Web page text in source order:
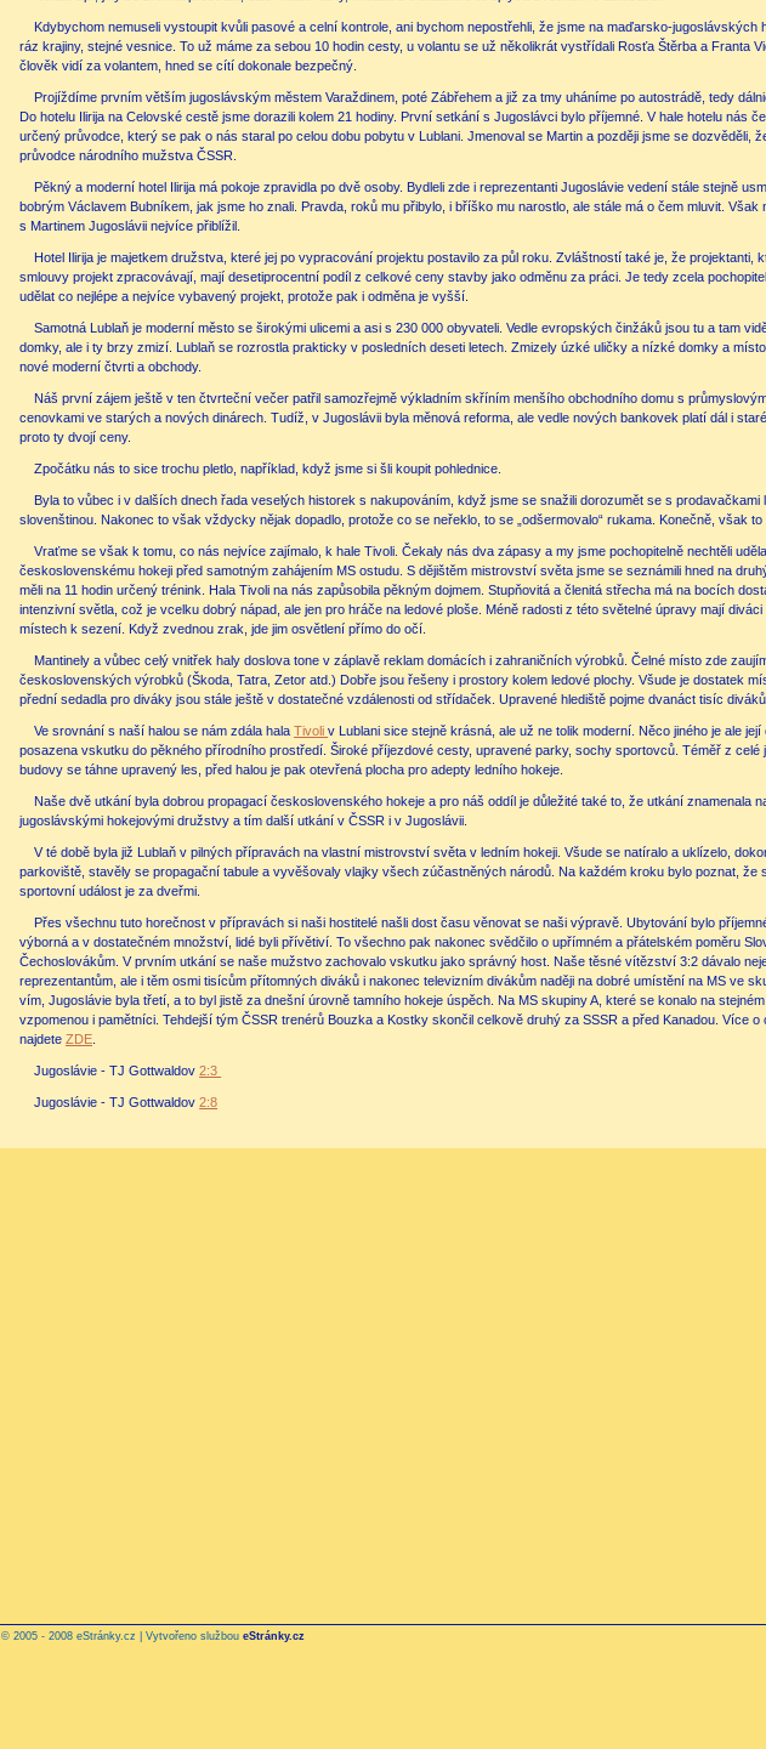
Kdybychom nemuseli vystoupit kvůli pasové a celní kontrole, ani bychom nepostřehli, že jsme na maďarsko-jugoslávských
ráz krajiny, stejné vesnice. To už máme za sebou 10 hodin cesty, u volantu se už několikrát vystřídali Rosťa Štěrba a Franta
člověk vidí za volantem, hned se cítí dokonale bezpečný.
Projíždíme prvním větším jugoslávským městem Varaždinem, poté Zábřehem a již za tmy uháníme po autostrádě, tedy
Do hotelu Ilirija na Celovské cestě jsme dorazili kolem 21 hodiny. První setkání s Jugoslávci bylo příjemné. V hale hotelu nás
určený průvodce, který se pak o nás staral po celou dobu pobytu v Lublani. Jmenoval se Martin a později jsme se dozvěděli,
průvodce národního mužstva ČSSR.
Pěkný a moderní hotel Ilirija má pokoje zpravidla po dvě osoby. Bydleli zde i reprezentanti Jugoslávie vedení stále stejně
bobrým Václavem Bubníkem, jak jsme ho znali. Pravda, roků mu přibylo, i bříško mu narostlo, ale stále má o čem mluvit. Však
s Martinem Jugoslávii nejvíce přiblížil.
Hotel Ilirija je majetkem družstva, které jej po vypracování projektu postavilo za půl roku. Zvláštností také je, že projektanti,
smlouvy projekt zpracovávají, mají desetiprocentní podíl z celkové ceny stavby jako odměnu za práci. Je tedy zcela
udělat co nejlépe a nejvíce vybavený projekt, protože pak i odměna je vyšší.
Samotná Lublaň je moderní město se širokými ulicemi a asi s 230 000 obyvateli. Vedle evropských činžáků jsou tu a tam
domky, ale i ty brzy zmizí. Lublaň se rozrostla prakticky v posledních deseti letech. Zmizely úzké uličky a nízké domky a
nové moderní čtvrti a obchody.
Náš první zájem ještě v ten čtvrteční večer patřil samozřejmě výkladním skříním menšího obchodního domu s
cenovkami ve starých a nových dinárech. Tudíž, v Jugoslávii byla měnová reforma, ale vedle nových bankovek platí dál i
proto ty dvojí ceny.
Zpočátku nás to sice trochu pletlo, například, když jsme si šli koupit pohlednice.
Byla to vůbec i v dalších dnech řada veselých historek s nakupováním, když jsme se snažili dorozumět se s prodavačkami
slovenštinou. Nakonec to však vždycky nějak dopadlo, protože co se neřeklo, to se „odšermovalo“ rukama. Konečně, však to
Vraťme se však k tomu, co nás nejvíce zajímalo, k hale Tivoli. Čekaly nás dva zápasy a my jsme pochopitelně nechtěli
československému hokeji před samotným zahájením MS ostudu. S dějištěm mistrovství světa jsme se seznámili hned na
měli na 11 hodin určený trénink. Hala Tivoli na nás zapůsobila pěkným dojmem. Stupňovitá a členitá střecha má na bocích
intenzivní světla, což je vcelku dobrý nápad, ale jen pro hráče na ledové ploše. Méně radosti z této světelné úpravy mají
místech k sezení. Když zvednou zrak, jde jim osvětlení přímo do očí.
Mantinely a vůbec celý vnitřek haly doslova tone v záplavě reklam domácích i zahraničních výrobků. Čelné místo zde
československých výrobků (Škoda, Tatra, Zetor atd.) Dobře jsou řešeny i prostory kolem ledové plochy. Všude je dostatek
přední sedadla pro diváky jsou stále ještě v dostatečné vzdálenosti od střídaček. Upravené hlediště pojme dvanáct tisíc diváků.
Ve srovnání s naší halou se nám zdála halaTivoliv Lublani sice stejně krásná, ale už ne tolik moderní. Něco jiného je ale její
posazena vskutku do pěkného přírodního prostředí. Široké příjezdové cesty, upravené parky, sochy sportovců. Téměř z celé
budovy se táhne upravený les, před halou je pak otevřená plocha pro adepty ledního hokeje.
Naše dvě utkání byla dobrou propagací československého hokeje a pro náš oddíl je důležité také to, že utkání znamenala
jugoslávskými hokejovými družstvy a tím další utkání v ČSSR i v Jugoslávii.
V té době byla již Lublaň v pilných přípravách na vlastní mistrovství světa v ledním hokeji. Všude se natíralo a uklízelo,
parkoviště, stavěly se propagační tabule a vyvěšovaly vlajky všech zúčastněných národů. Na každém kroku bylo poznat, že
sportovní událost je za dveřmi.
Přes všechnu tuto horečnost v přípravách si naši hostitelé našli dost času věnovat se naši výpravě. Ubytování bylo
výborná a v dostatečném množství, lidé byli přívětiví. To všechno pak nakonec svědčilo o upřímném a přátelském poměru
Čechoslovákům. V prvním utkání se naše mužstvo zachovalo vskutku jako správný host. Naše těsné vítězství 3:2 dávalo
reprezentantům, ale i těm osmi tisícům přítomných diváků i nakonec televizním divákům naději na dobré umístění na MS ve
vím, Jugoslávie byla třetí, a to byl jistě za dnešní úrovně tamního hokeje úspěch. Na MS skupiny A, které se konalo na
vzpomenou i pamětníci. Tehdejší tým ČSSR trenérů Bouzka a Kostky skončil celkově druhý za SSSR a před Kanadou. Více o
najdete ZDE
Jugoslávie - TJ Gottwaldov2:3
Jugoslávie - TJ Gottwaldov2:8
© 2005 - 2008 eStránky.cz | Vytvořeno službou eStránky.cz